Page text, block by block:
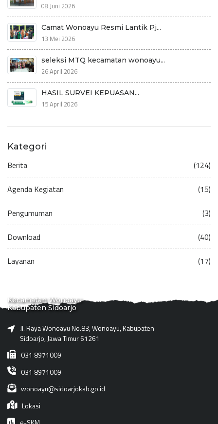
08 Juni 2026
Camat Wonoayu Resmi Lantik Pj...
13 Mei 2026
seleksi MTQ kecamatan wonoayu...
26 April 2026
HASIL SURVEI KEPUASAN...
15 April 2026
Kategori
Berita (124)
Agenda Kegiatan (15)
Pengumuman (3)
Download (40)
Layanan (17)
Kecamatan Wonoayu
Kabupaten Sidoarjo
Jl. Raya Wonoayu No.83, Wonoayu, Kabupaten
Sidoarjo, Jawa Timur 61261
031 8971009
031 8971009
wonoayu@sidoarjokab.go.id
Lokasi